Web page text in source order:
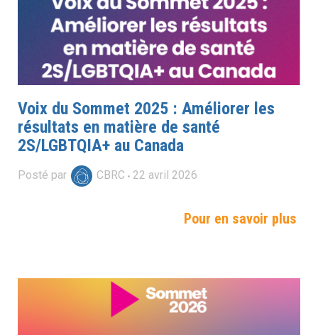
Voix du Sommet 2025 : Améliorer les
résultats en matière de santé
2S/LGBTQIA+ au Canada
Posté par CBRC 22 avril 2026
Pour en savoir plus